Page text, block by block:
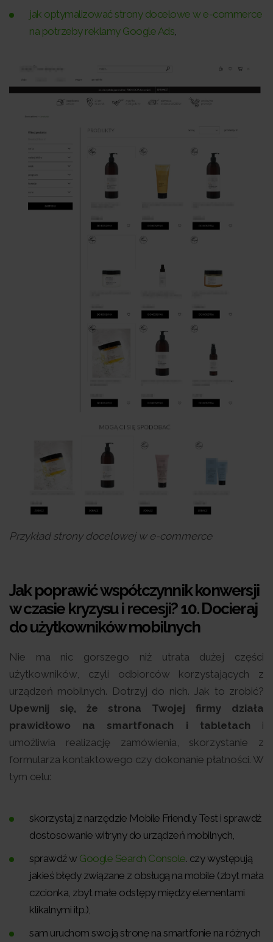
jak optymalizować strony docelowe w e-commerce
na potrzeby reklamy Google Ads
Przykład strony docelowej w e-commerce
Jak poprawić współczynnik konwersji
w czasie kryzysu i recesji? 10.Docieraj
do użytkowników mobilnych
Nie ma nic gorszego niż utrata dużej części
użytkowników, czyli odbiorców korzystających z
urządzeń mobilnych. Dotrzyj do nich. Jak to zrobić?
Upewnij się, że strona Twojej firmy działa
prawidłowo na smartfonach i tabletach i
umożliwia realizację zamówienia, skorzystanie z
formularza kontaktowego czy dokonanie płatności. W
tym celu:
skorzystaj z narzędzie Mobile Friendly Test i sprawdź
dostosowanie witryny do urządzeń mobilnych,
sprawdź w Google Search Console. czy występują
jakieś błędy związane z obsługą na mobile (zbyt mała
czcionka, zbyt małe odstępy między elementami
klikalnymi itp.),
sam uruchom swoją stronę na smartfonie na różnych